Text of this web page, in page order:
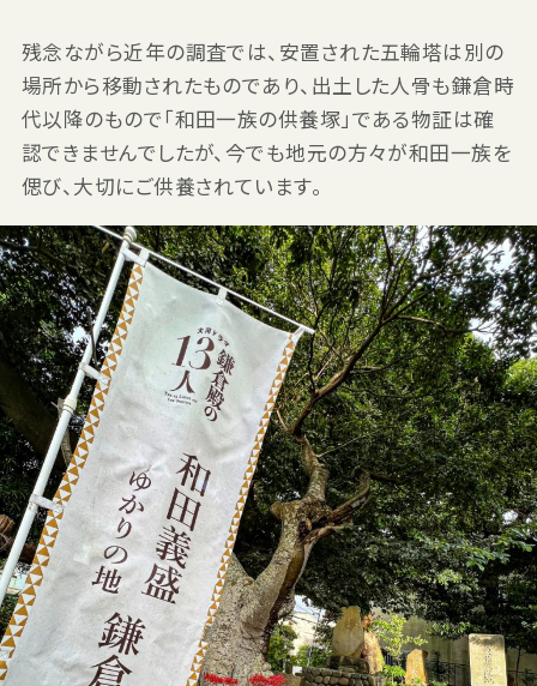
残念ながら近年の調査では、安置された五輪塔は別の
場所から移動されたものであり、出土した人骨も鎌倉時
代以降のもので「和田一族の供養塚」である物証は確
認できませんでしたが、今でも地元の方々が和田一族を
偲び、大切にご供養されています。